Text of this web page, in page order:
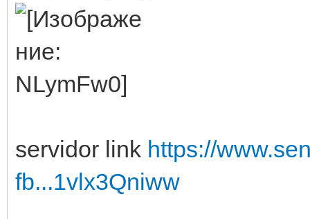
servidor link https://
fb...1vlx3Qniww